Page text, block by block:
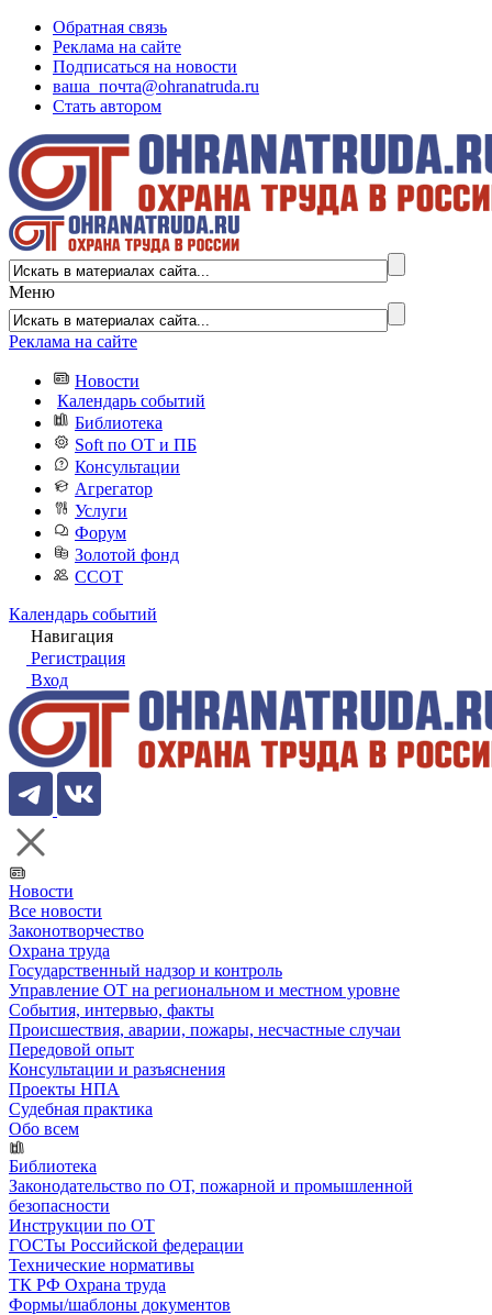
Обратная связь
Реклама на сайте
Подписаться на новости
ваша_почта@ohranatruda.ru
Стать автором
Меню
Реклама на сайте
Новости
Календарь событий
Библиотека
Soft по ОТ и ПБ
Консультации
Агрегатор
Услуги
Форум
Золотой фонд
ССОТ
Календарь событий
Навигация
Регистрация
Вход
Новости
Все новости
Законотворчество
Охрана труда
Государственный надзор и контроль
Управление ОТ на региональном и местном уровне
События, интервью, факты
Происшествия, аварии, пожары, несчастные случаи
Передовой опыт
Консультации и разъяснения
Проекты НПА
Судебная практика
Обо всем
Библиотека
Законодательство по ОТ, пожарной и промышленной
безопасности
Инструкции по ОТ
ГОСТы Российской федерации
Технические нормативы
ТК РФ Охрана труда
Формы/шаблоны документов